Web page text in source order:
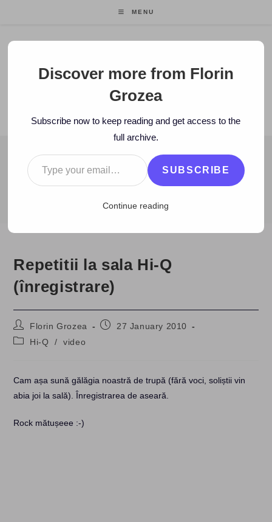
MENU
Florin Grozea
ENTREPRENEUR. FOUNDER/CEO MOCAPP.
BLOG
2010 > January > 27 > video Repetitii la sala Hi-Q
Repetitii la sala Hi-Q
(înregistrare)
Post
author:
Florin Grozea
Post27 January 2010
PostHi-Q / video
Cam așa sună gălăgia noastră de trupă (fără voci, soliștii vin
abia joi la sală). Înregistrarea de aseară.
Rock mătușeee :-)
Discover more from Florin
Grozea
Subscribe now to keep reading and get access to the
full archive.
Type your email…
SUBSCRIBE
Continue reading